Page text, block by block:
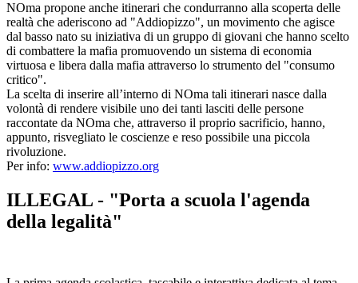
NOma propone anche itinerari che condurranno alla scoperta delle
realtà che aderiscono ad "Addiopizzo", un movimento che agisce
dal basso nato su iniziativa di un gruppo di giovani che hanno scelto
di combattere la mafia promuovendo un sistema di economia
virtuosa e libera dalla mafia attraverso lo strumento del "consumo
critico".
La scelta di inserire all’interno di NOma tali itinerari nasce dalla
volontà di rendere visibile uno dei tanti lasciti delle persone
raccontate da NOma che, attraverso il proprio sacrificio, hanno,
appunto, risvegliato le coscienze e reso possibile una piccola
rivoluzione.
Per info: www.addiopizzo.org
ILLEGAL - "Porta a scuola l'agenda
della legalità"